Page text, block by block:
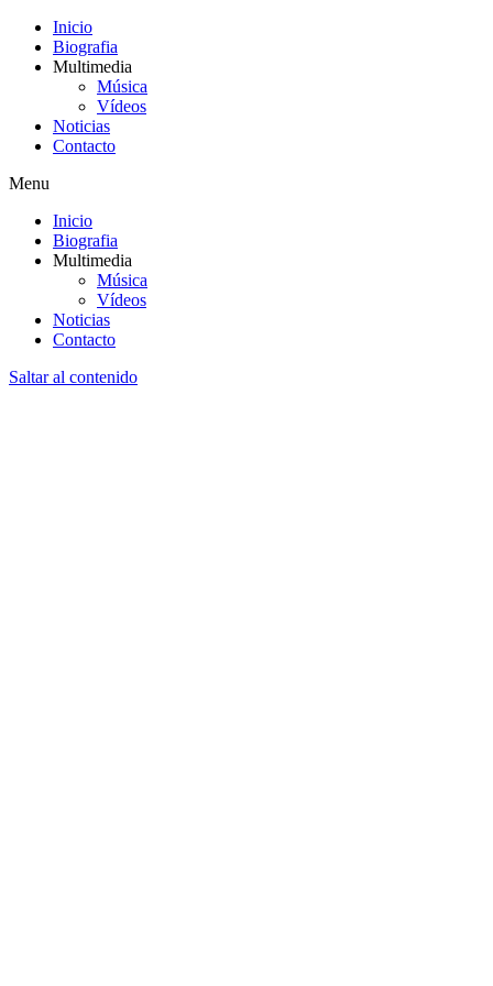
Inicio
Biografia
Multimedia
Música
Vídeos
Noticias
Contacto
Menu
Inicio
Biografia
Multimedia
Música
Vídeos
Noticias
Contacto
Saltar al contenido